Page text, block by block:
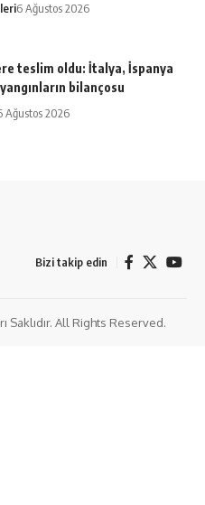
6 Ağustos 2026
teslim oldu: İtalya, İspanya
bilançosu
Ağustos 2026
Bizi takip edin
Saklıdır. All Rights Reserved.